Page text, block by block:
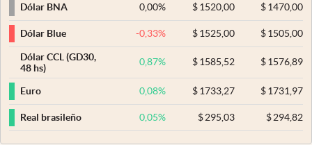
Dólar BNA
0,00% $ 1520,00 $1470,00
Dólar Blue -0,33% $ 1525,00 $1505,00
Dólar CCL (GD30,
48 hs)
0,87% $ 1585,52 $1576,89
Euro 0,08% $ 1733,27 $1731,97
Real brasileño 0,05% $ 295,03 $294,82